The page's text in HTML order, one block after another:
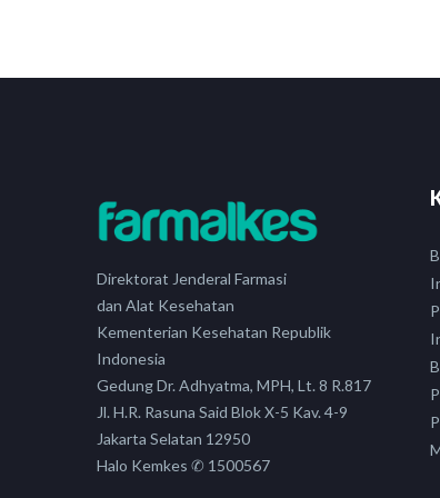
Direktorat Jenderal Farmasi
dan Alat Kesehatan
Kementerian Kesehatan Republik
Indonesia
Gedung Dr. Adhyatma, MPH, Lt. 8 R.817
Jl. H.R. Rasuna Said Blok X-5 Kav. 4-9
Jakarta Selatan 12950
Halo Kemkes ✆ 1500567